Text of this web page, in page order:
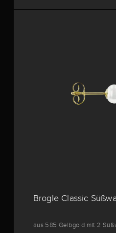
Brogle Classic
aus 585 Gelbgold mit 2